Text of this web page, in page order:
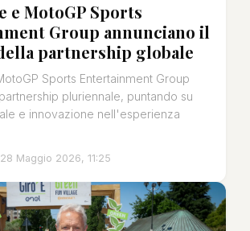
e MotoGP Sports
Group annunciano il
partnership globale
Sports Entertainment Group
pluriennale, puntando su
e innovazione nell'esperienza
28 Maggio 2026, 11:25